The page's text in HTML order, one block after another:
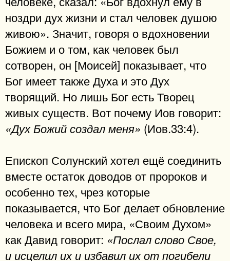
ноздри дух жизни и стал человек душою
живою». Значит, говоря о вдохновении
Божием и о том, как человек был
сотворен, он [Моисей] показывает, что
Бог имеет также Духа и это Дух
творящий. Но лишь Бог есть Творец
живых существ. Вот почему Иов говорит:
«Дух Божий создал меня» (Иов.33:4).
Епископ Солунский хотел ещё соединить
вместе остаток доводов от пророков и
особенно тех, чрез которые
показывается, что Бог делает обновление
человека и всего мира, «Своим Духом»
как Давид говорит: «Послал слово Свое,
и исцелил их и избавил их от погибели